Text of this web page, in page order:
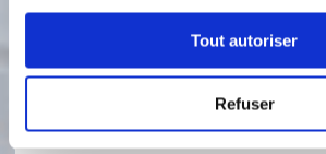
Tout autoriser
Refuser
Ajouter la farine
1min
5